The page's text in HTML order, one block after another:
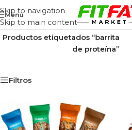
Skip to navigation
Skip to main content
Menu
Inicio/
Productos etiquetados “barrita
de proteína”
Filtros